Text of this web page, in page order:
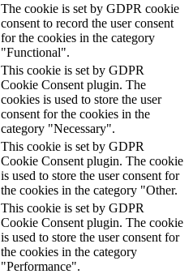
The cookie is set by GDPR cookie
consent to record the user consent
for the cookies in the category
"Functional".
This cookie is set by GDPR
Cookie Consent plugin. The
cookies is used to store the user
consent for the cookies in the
category "Necessary".
This cookie is set by GDPR
Cookie Consent plugin. The cookie
is used to store the user consent for
the cookies in the category "Other.
This cookie is set by GDPR
Cookie Consent plugin. The cookie
is used to store the user consent for
the cookies in the category
"Performance".